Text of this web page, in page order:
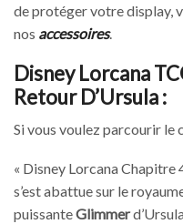
de protéger votre display,
nos accessoires.
Disney Lorcana
Retour D’Ursula :
Si vous voulez parcourir le
« Disney Lorcana Chapitre
s’est abattue sur le
puissanteGlimmer